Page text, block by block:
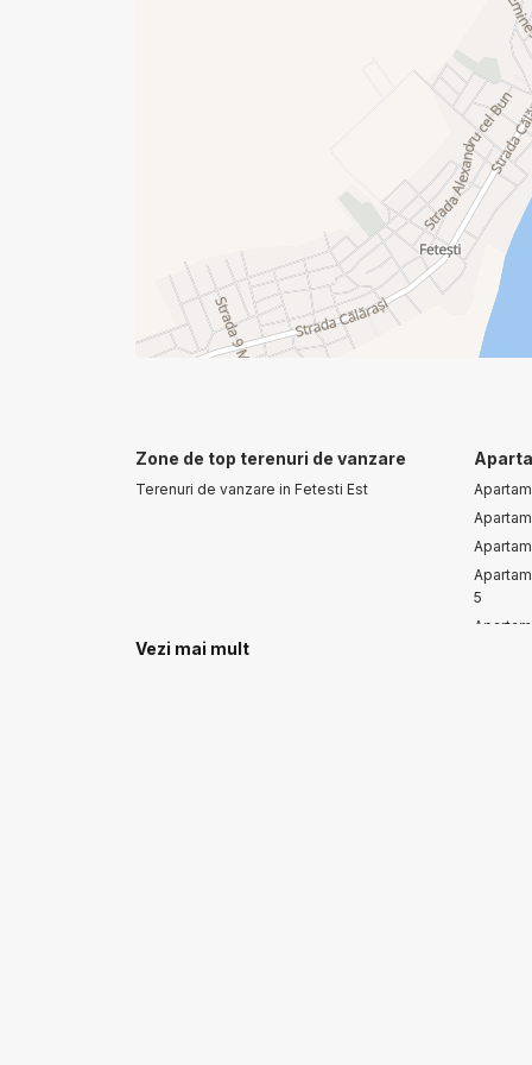
Zone de top terenuri de vanzare
Terenuri de vanzare in Fetesti Est
5
Vezi mai mult